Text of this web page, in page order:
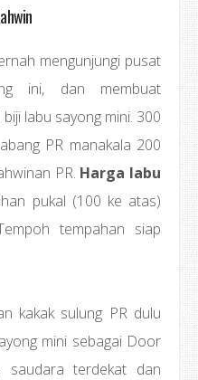
mengunjungi pusat
ini, dan membuat
labu sayong mini. 300
PR manakala 200
PR. Harga labu
pukal (100 ke atas)
tempahan siap
kakak sulung PR dulu
mini sebagai Door
saudara terdekat dan